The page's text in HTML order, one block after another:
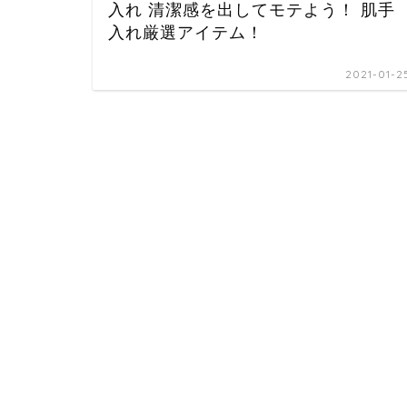
入れ 清潔感を出してモテよう！ 肌手
入れ厳選アイテム！
2021-01-